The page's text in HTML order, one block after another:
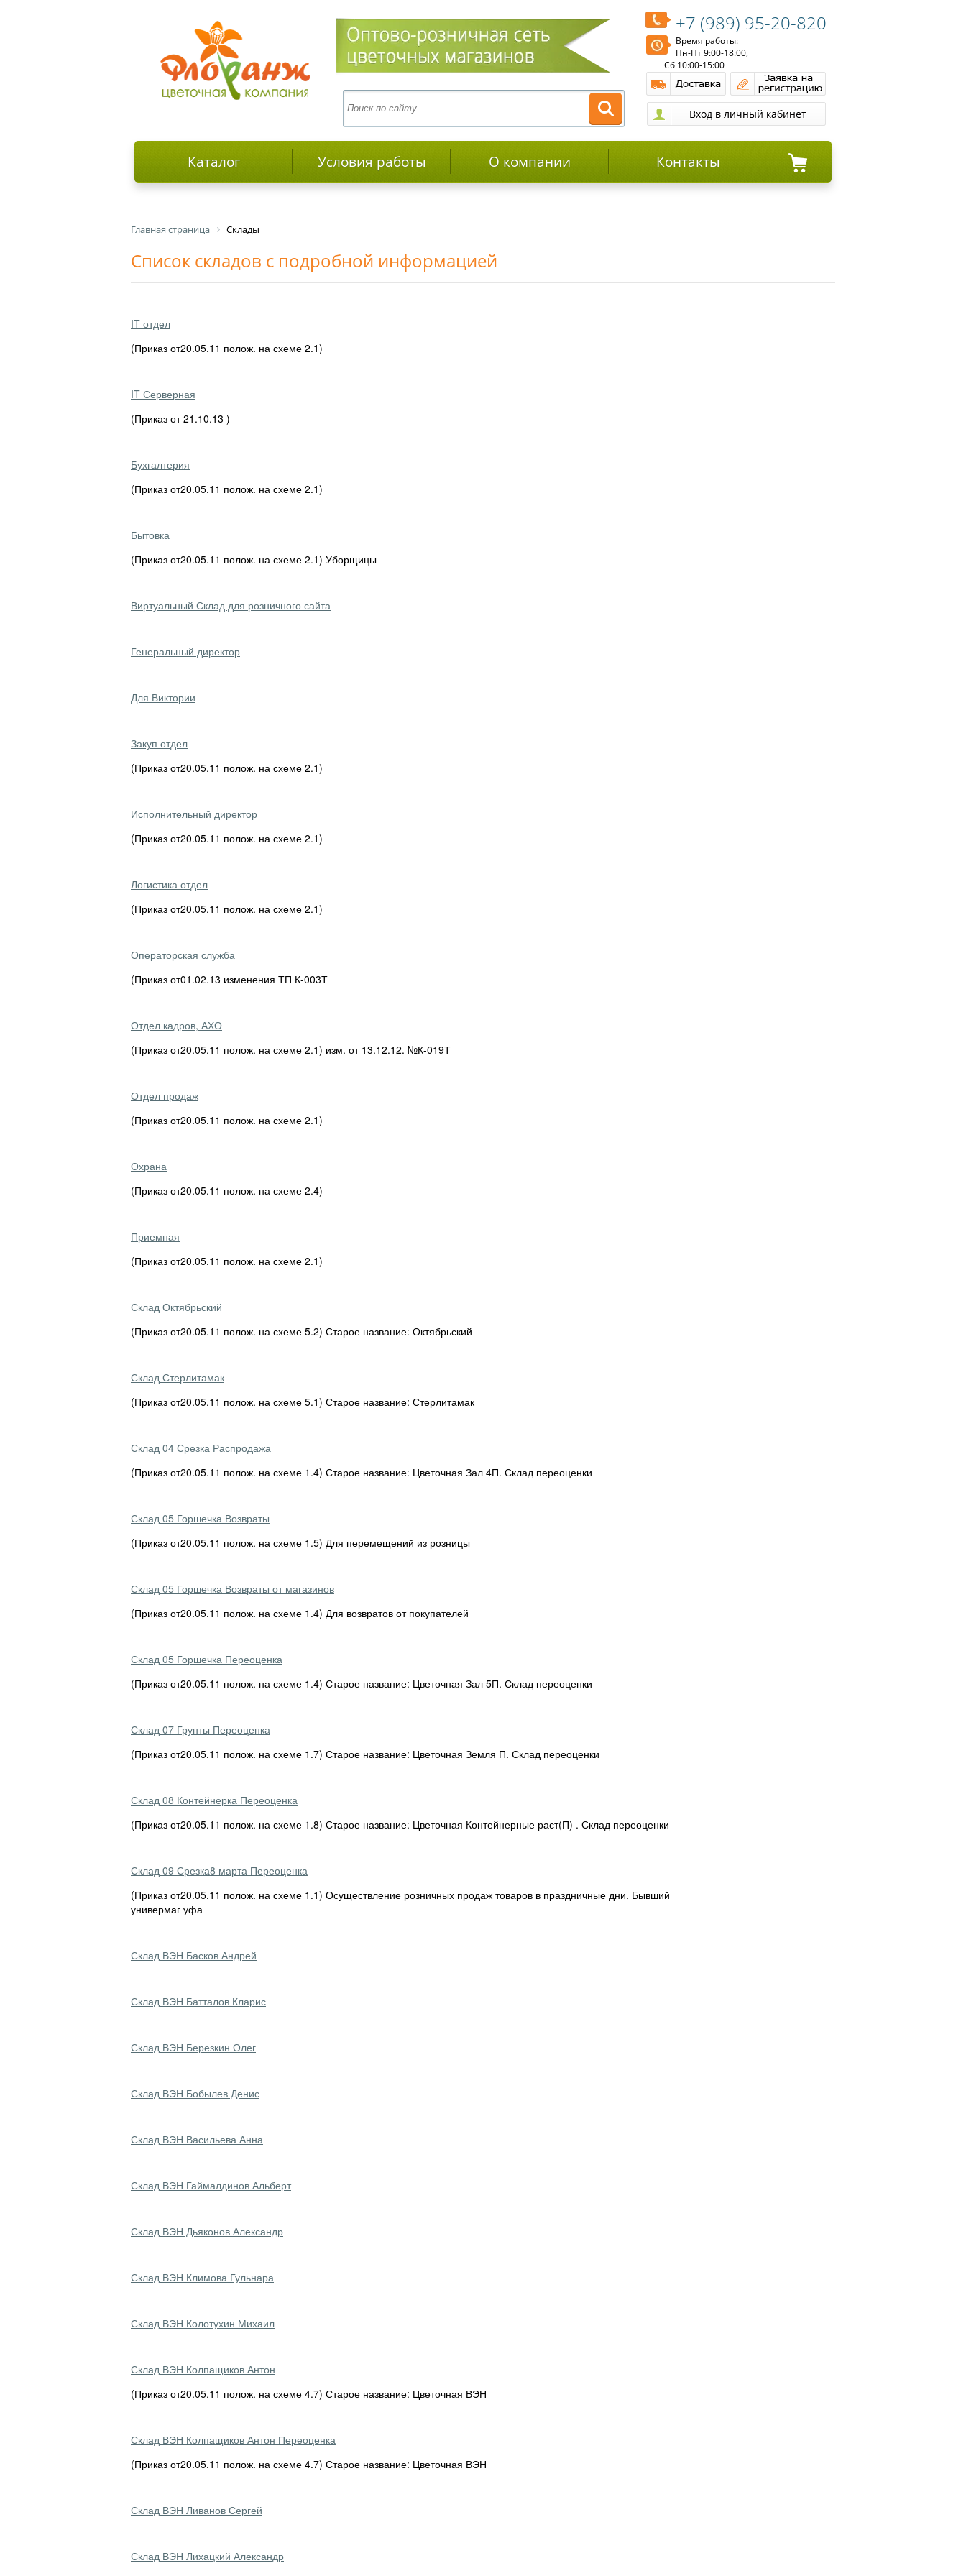
+7 (989) 95-20-820
Время работы:
Пн-Пт 9:00-18:00,
Сб 10:00-15:00
Каталог Условия работы О компании Контакты
Главная страница Склады
Список складов с подробной информацией
IT отдел
(Приказ от20.05.11 полож. на схеме 2.1)
IT Серверная
(Приказ от 21.10.13 )
Бухгалтерия
(Приказ от20.05.11 полож. на схеме 2.1)
Бытовка
(Приказ от20.05.11 полож. на схеме 2.1) Уборщицы
Виртуальный Склад для розничного сайта
Генеральный директор
Для Виктории
Закуп отдел
(Приказ от20.05.11 полож. на схеме 2.1)
Исполнительный директор
(Приказ от20.05.11 полож. на схеме 2.1)
Логистика отдел
(Приказ от20.05.11 полож. на схеме 2.1)
Операторская служба
(Приказ от01.02.13 изменения ТП К-003Т
Отдел кадров, АХО
(Приказ от20.05.11 полож. на схеме 2.1) изм. от 13.12.12. №К-019Т
Отдел продаж
(Приказ от20.05.11 полож. на схеме 2.1)
Охрана
(Приказ от20.05.11 полож. на схеме 2.4)
Приемная
(Приказ от20.05.11 полож. на схеме 2.1)
Склад Октябрьский
(Приказ от20.05.11 полож. на схеме 5.2) Старое название: Октябрьский
Склад Стерлитамак
(Приказ от20.05.11 полож. на схеме 5.1) Старое название: Стерлитамак
Склад 04 Срезка Распродажа
(Приказ от20.05.11 полож. на схеме 1.4) Старое название: Цветочная Зал 4П. Склад переоценки
Склад 05 Горшечка Возвраты
(Приказ от20.05.11 полож. на схеме 1.5) Для перемещений из розницы
Склад 05 Горшечка Возвраты от магазинов
(Приказ от20.05.11 полож. на схеме 1.4) Для возвратов от покупателей
Склад 05 Горшечка Переоценка
(Приказ от20.05.11 полож. на схеме 1.4) Старое название: Цветочная Зал 5П. Склад переоценки
Склад 07 Грунты Переоценка
(Приказ от20.05.11 полож. на схеме 1.7) Старое название: Цветочная Земля П. Склад переоценки
Склад 08 Контейнерка Переоценка
(Приказ от20.05.11 полож. на схеме 1.8) Старое название: Цветочная Контейнерные раст(П) . Склад переоценки
Склад 09 Срезка8 марта Переоценка
(Приказ от20.05.11 полож. на схеме 1.1) Осуществление розничных продаж товаров в праздничные дни. Бывший
универмаг уфа
Склад ВЭН Басков Андрей
Склад ВЭН Батталов Кларис
Склад ВЭН Березкин Олег
Склад ВЭН Бобылев Денис
Склад ВЭН Васильева Анна
Склад ВЭН Гаймалдинов Альберт
Склад ВЭН Дьяконов Александр
Склад ВЭН Климова Гульнара
Склад ВЭН Колотухин Михаил
Склад ВЭН Колпащиков Антон
(Приказ от20.05.11 полож. на схеме 4.7) Старое название: Цветочная ВЭН
Склад ВЭН Колпащиков Антон Переоценка
(Приказ от20.05.11 полож. на схеме 4.7) Старое название: Цветочная ВЭН
Склад ВЭН Ливанов Сергей
Склад ВЭН Лихацкий Александр